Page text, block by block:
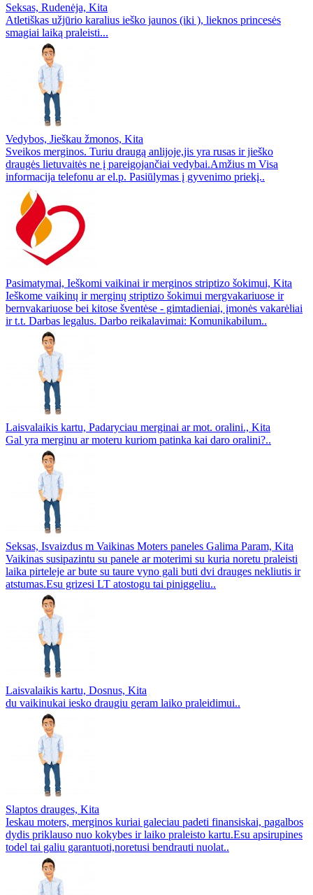
Seksas, Rudenėja, Kita
Atletiškas užjūrio karalius ieško jaunos (iki ), lieknos princesės
smagiai laiką praleisti...
Vedybos, Jieškau žmonos, Kita
Sveikos merginos. Turiu draugą anlijoje,jis yra rusas ir jieško
draugės lietuvaitės ne į pareigojančiai vedybai.Amžius m Visa
informacija telefonu ar el.p. Pasiūlymas į gyvenimo priekį..
Pasimatymai, Ieškomi vaikinai ir merginos striptizo šokimui, Kita
Ieškome vaikinų ir merginų striptizo šokimui mergvakariuose ir
bernvakariuose bei kitose šventėse - gimtadieniai, įmonės vakarėliai
ir t.t. Darbas legalus. Darbo reikalavimai: Komunikabilum..
Laisvalaikis kartu, Padaryciau merginai ar mot. oralini., Kita
Gal yra merginu ar moteru kuriom patinka kai daro oralini?..
Seksas, Isvaizdus m Vaikinas Moters paneles Galima Param, Kita
Vaikinas susipazintu su panele ar moterimi su kuria noretu praleisti
laika pirteleje ar bute su taure vyno gali buti dvi drauges nekliutis ir
atstumas.Esu grizesi LT atostogu tai piniggeliu..
Laisvalaikis kartu, Dosnus, Kita
du vaikinukai iesko draugiu geram laiko praleidimui..
Slaptos drauges, Kita
Ieskau moters, merginos kuriai galeciau padeti finansiskai, pagalbos
dydis priklauso nuo kokybes ir laiko praleisto kartu.Esu apsirupines
todel tai galiu garantuoti,noretusi bendrauti nuolat..